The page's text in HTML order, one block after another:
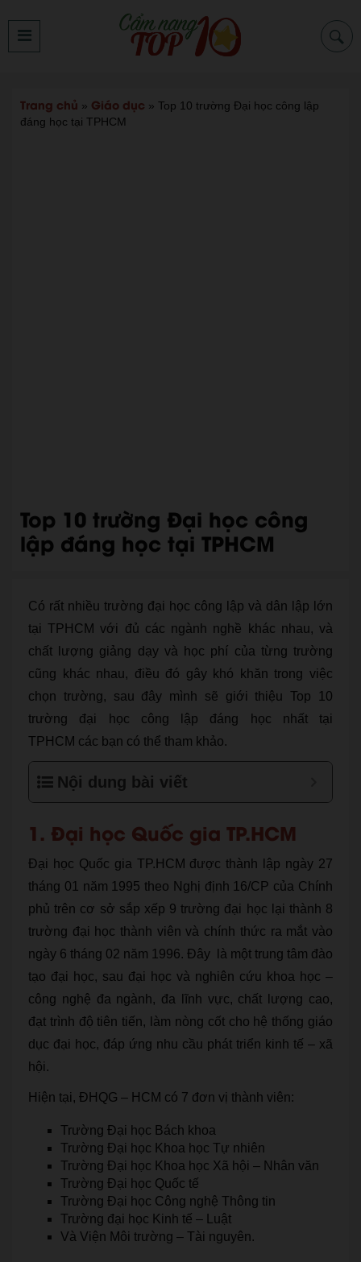
Trang chủ » Giáo dục » Top 10 trường Đại học công lập
đáng học tại TPHCM
Top 10 trường Đại học công
lập đáng học tại TPHCM
Có rất nhiều trường đại học công lập và dân lập lớn
tại TPHCM với đủ các ngành nghề khác nhau, và
chất lượng giảng dạy và học phí của từng trường
cũng khác nhau, điều đó gây khó khăn trong việc
chọn trường, sau đây mình sẽ giới thiệu Top 10
trường đại học công lập đáng học nhất tại
TPHCM các bạn có thể tham khảo.
Nội dung bài viết
1. Đại học Quốc gia TP.HCM
Đại học Quốc gia TP.HCM được thành lập ngày 27
tháng 01 năm 1995 theo Nghị định 16/CP của Chính
phủ trên cơ sở sắp xếp 9 trường đại học lại thành 8
trường đại học thành viên và chính thức ra mắt vào
ngày 6 tháng 02 năm 1996. Đây là một trung tâm đào
tạo đại học, sau đại học và nghiên cứu khoa học –
công nghệ đa ngành, đa lĩnh vực, chất lượng cao,
đạt trình độ tiên tiến, làm nòng cốt cho hệ thống giáo
dục đại học, đáp ứng nhu cầu phát triển kinh tế – xã
hội.
Hiện tại, ĐHQG – HCM có 7 đơn vị thành viên:
Trường Đại học Bách khoa
Trường Đại học Khoa học Tự nhiên
Trường Đại học Khoa học Xã hội – Nhân văn
Trường Đại học Quốc tế
Trường Đại học Công nghệ Thông tin
Trường đại học Kinh tế – Luật
Và Viện Môi trường – Tài nguyên.